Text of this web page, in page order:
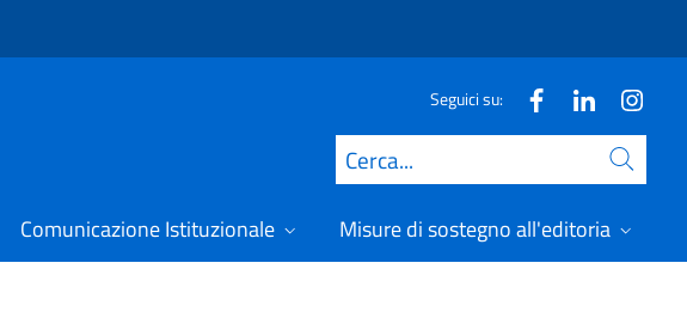
Seguici su:
Cerca
Comunicazione Istituzionale Misure di sostegno all'editoria